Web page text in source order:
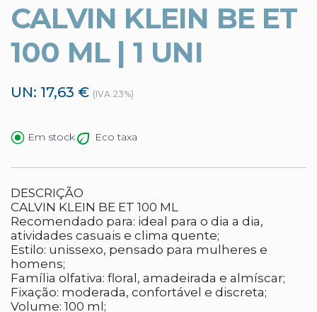
CALVIN KLEIN BE ET
100 ML | 1 UNI
UN: 17,63 € (IVA 23%)
Em stock Eco taxa
DESCRIÇÃO
CALVIN KLEIN BE ET 100 ML
Recomendado para: ideal para o dia a dia,
atividades casuais e clima quente;
Estilo: unissexo, pensado para mulheres e
homens;
Família olfativa: floral, amadeirada e almíscar;
Fixação: moderada, confortável e discreta;
Volume: 100 ml;